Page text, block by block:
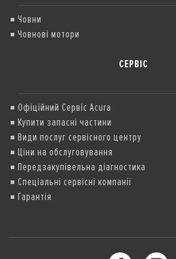
Човни
Човнові мотори
СЕРВІС
Офіційний Сервіс Acura
Купити запасні частини
Види послуг сервісного центру
Ціни на обслуговування
Передзакупівельна діагностика
Спеціальні сервісні компанії
Гарантія